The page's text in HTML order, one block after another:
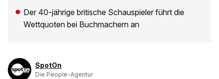
Der 40-jährige britische Schauspieler führt die
Wettquoten bei Buchmachern an
SpotOn
Die People-Agentur